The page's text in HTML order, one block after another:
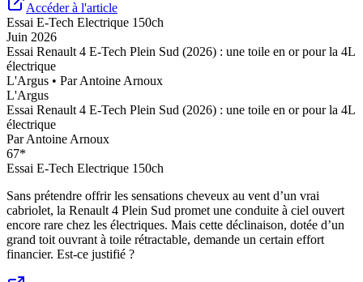
Accéder à l'article
Essai E-Tech Electrique 150ch
Juin 2026
Essai Renault 4 E-Tech Plein Sud (2026) : une toile en or pour la 4L
électrique
L'Argus • ParAntoine Arnoux
L'Argus
Essai Renault 4 E-Tech Plein Sud (2026) : une toile en or pour la 4L
électrique
ParAntoine Arnoux
67*
Essai E-Tech Electrique 150ch
Sans prétendre offrir les sensations cheveux au vent d’un vrai
cabriolet, la Renault 4 Plein Sud promet une conduite à ciel ouvert
encore rare chez les électriques. Mais cette déclinaison, dotée d’un
grand toit ouvrant à toile rétractable, demande un certain effort
financier. Est-ce justifié ?